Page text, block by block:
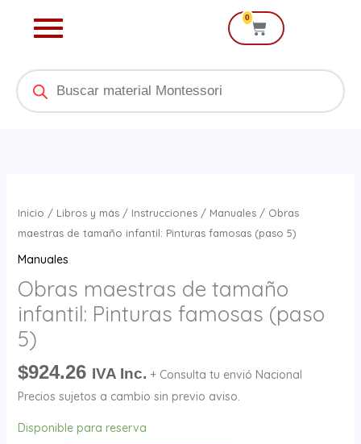
0
Cart
Products
search
Inicio / Libros y más/ Instrucciones/ Manuales/ Obras
maestras de tamaño infantil: Pinturas famosas (paso 5)
Manuales
Obras maestras de tamaño
infantil: Pinturas famosas (paso
5)
$924.26 IVA Inc. + Consulta tu envió Nacional
Precios sujetos a cambio sin previo aviso.
Disponible para reserva
maestras
de
Pinturas
famosas
(paso
5)
cantidad